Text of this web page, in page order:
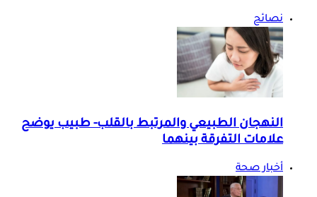
نصائح
النهجان الطبيعي والمرتبط بالقلب- طبيب يوضح
علامات التفرقة بينهما
أخبار صحة